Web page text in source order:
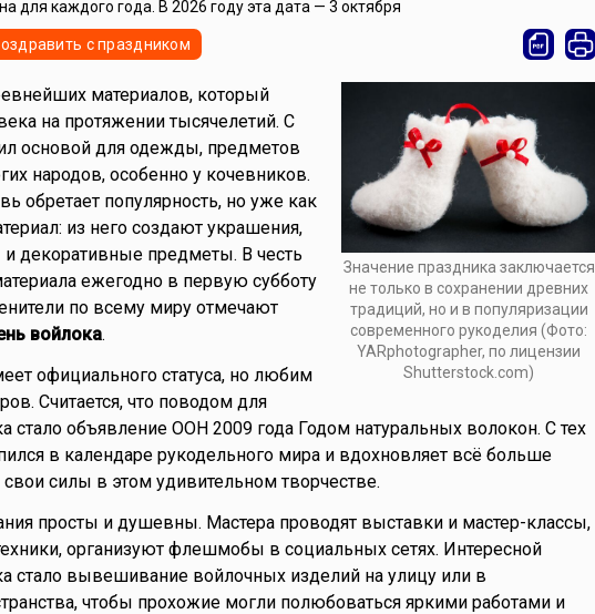
для каждого года. В 2026 году эта дата — 3 октября
с праздником
Значение праздника заключается
не только в сохранении древних
традиций, но и в популяризации
современного рукоделия (Фото:
YARphotographer, по лицензии
Shutterstock.com)
материалов, который
на протяжении тысячелетий. С
основой для одежды, предметов
народов, особенно у кочевников.
обретает популярность, но уже как
из него создают украшения,
декоративные предметы. В честь
ежегодно в первую субботу
по всему миру отмечают
войлока.
официального статуса, но любим
Считается, что поводом для
стало объявление ООН 2009 года Годом натуральных волокон. С тех
в календаре рукодельного мира и вдохновляет всё больше
силы в этом удивительном творчестве.
просты и душевны. Мастера проводят выставки и мастер-классы,
организуют флешмобы в социальных сетях. Интересной
стало вывешивание войлочных изделий на улицу или в
чтобы прохожие могли полюбоваться яркими работами и